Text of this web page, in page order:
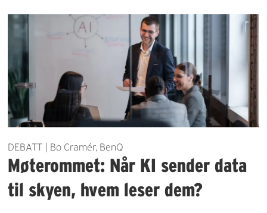
DEBATT | Bo Cramér, BenQ
Møterommet: Når KI sender data
til skyen, hvem leser dem?